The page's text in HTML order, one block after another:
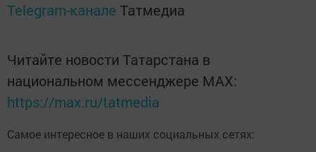
Telegram-канале Татмедиа
Читайте новости Татарстана в
национальном мессенджере MАХ:
https://max.ru/tatmedia
Самое интересное в наших социальных сетях: